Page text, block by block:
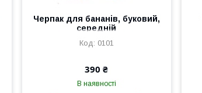
Черпак для бананів, буковий,
середній
0101
390 ₴
В наявності